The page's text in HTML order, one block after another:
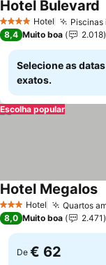
4 EstrelasHotel Piscinas
Hotel Bulevard
8,4 Muito boa 2.018
Selecione as
exatos.
Escolha popular
3 EstrelasHotel Quartos
Hotel Megalos
8,0 Muito boa 2.471
De € 62